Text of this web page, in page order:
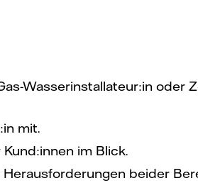
Wasserinstallateur:in oder
mit.
im Blick.
beider